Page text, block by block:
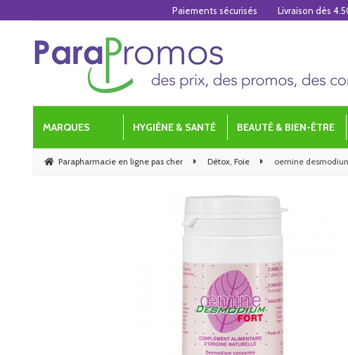
MARQUES HYGIÈNE & SANTÉ BEAUTÉ & BIEN-ÊTRE
Parapharmacie en ligne pas cher Détox, Foie oemine
Paiements sécurisés Livraison dès